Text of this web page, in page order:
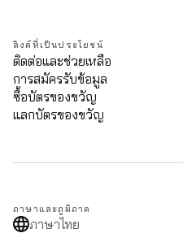
ลิงค์ที่เป็นประโยชน์
ติดต่อและช่วยเหลือ
การสมัครรับข้อมูล
ซื้อบัตรของขวัญ
แลกบัตรของขวัญ
ภาษาและภูมิภาค
ภาษาไทย